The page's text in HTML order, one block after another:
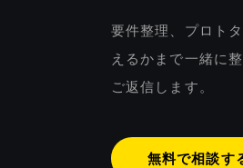
要件整理、プロト
えるかまで一緒に
ご返信します。
無料で相談す